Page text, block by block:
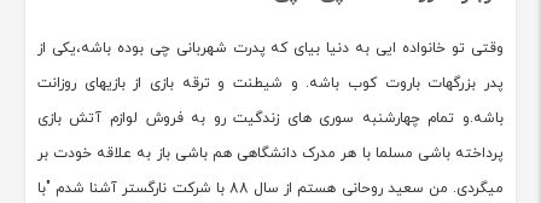
وقتی تو خانواده ایی به دنیا بیای که پدرت شهربانی چی بوده باشه،یکی از
پدر بزرگهات باروت کوب باشه. و شیطنت و ترقه بازی از بازیهای روزانت
باشه.و تمام چهارشنبه سوری های زندگیت رو به فروش لوازم آتش بازی
پرداخته باشی مسلما با هر مدرک دانشگاهی هم باشی باز به علاقه خودت بر
میگردی. من سعید روحانی هستم از سال 88 با شرکت نارگستر آشنا شدم "با